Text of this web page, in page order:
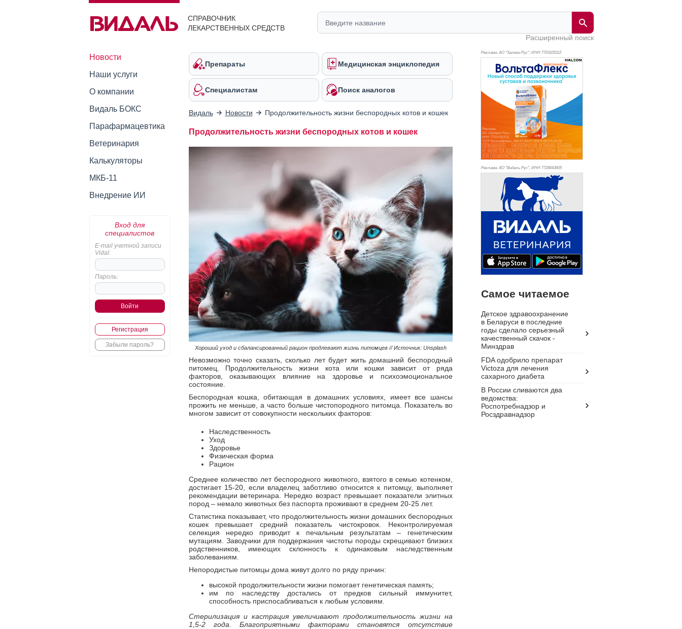
СПРАВОЧНИК
ЛЕКАРСТВЕННЫХ СРЕДСТВ
Расширенный поиск
Новости
Наши услуги
О компании
Видаль БОКС
Парафармацевтика
Ветеринария
Калькуляторы
МКБ-11
Внедрение ИИ
Вход для
специалистов
E-mail учетной записи
Vidal:
Пароль:
Регистрация
Забыли пароль?
Препараты Медицинская энциклопедия
Специалистам Поиск аналогов
Видаль Новости Продолжительность жизни беспородных котов и кошек
Продолжительность жизни беспородных котов и кошек
Хороший уход и сбалансированный рацион продлевают жизнь питомцев // Источник: Unsplash
Невозможно точно сказать, сколько лет будет жить домашний беспородный
питомец. Продолжительность жизни кота или кошки зависит от ряда
факторов, оказывающих влияние на здоровье и психоэмоциональное
состояние.
Беспородная кошка, обитающая в домашних условиях, имеет все шансы
прожить не меньше, а часто больше чистопородного питомца. Показатель во
многом зависит от совокупности нескольких факторов:
Наследственность
Уход
Здоровье
Физическая форма
Рацион
Среднее количество лет беспородного животного, взятого в семью котенком,
достигает 15-20, если владелец заботливо относится к питомцу, выполняет
рекомендации ветеринара. Нередко возраст превышает показатели элитных
пород – немало животных без паспорта проживают в среднем 20-25 лет.
Статистика показывает, что продолжительность жизни домашних беспородных
кошек превышает средний показатель чистокровок. Неконтролируемая
селекция нередко приводит к печальным результатам – генетическим
мутациям. Заводчики для поддержания чистоты породы скрещивают близких
родственников, имеющих склонность к одинаковым наследственным
заболеваниям.
Непородистые питомцы дома живут долго по ряду причин:
высокой продолжительности жизни помогает генетическая память;
им по наследству достались от предков сильный иммунитет,
способность приспосабливаться к любым условиям.
Стерилизация и кастрация увеличивают продолжительность жизни на
1,5-2 года. Благоприятными факторами становятся отсутствие
Реклама. АО "Хелеон Рус", ИНН 7703105112
Реклама. АО "Видаль Рус", ИНН 7728043605
Самое читаемое
Детское здравоохранение
в Беларуси в последние
годы сделало серьезный
качественный скачок -
Минздрав
FDA одобрило препарат
Victoza для лечения
сахарного диабета
В России сливаются два
ведомства:
Роспотребнадзор и
Росздравнадзор